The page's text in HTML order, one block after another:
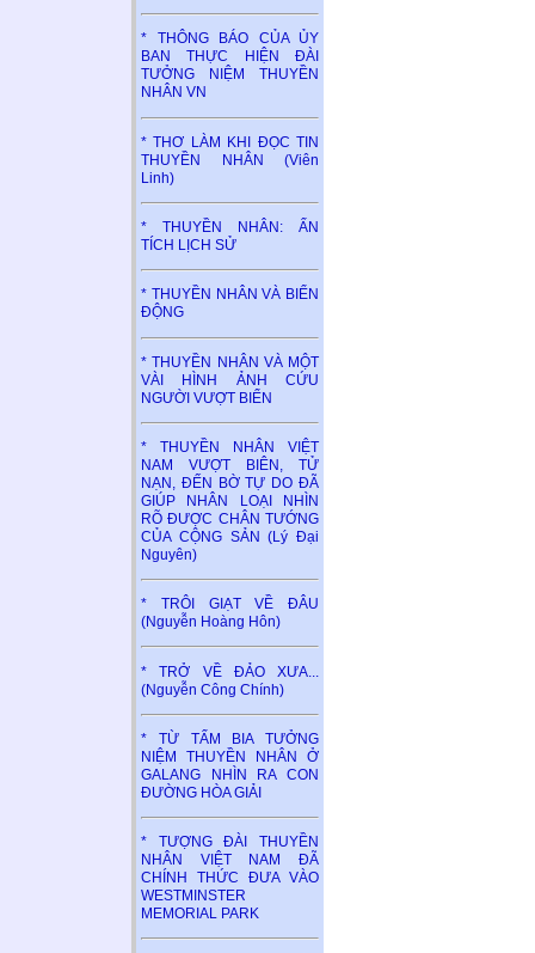
* THÔNG BÁO CỦA ỦY
BAN THỰC HIỆN ĐÀI
TƯỞNG NIỆM THUYỀN
NHÂN VN
* THƠ LÀM KHI ĐỌC TIN
THUYỀN NHÂN (Viên
Linh)
* THUYỀN NHÂN: ẤN
TÍCH LỊCH SỬ
* THUYỀN NHÂN VÀ BIỂN
ĐỘNG
* THUYỀN NHÂN VÀ MỘT
VÀI HÌNH ẢNH CỨU
NGƯỜI VƯỢT BIỂN
* THUYỀN NHÂN VIỆT
NAM VƯỢT BIÊN, TỬ
NẠN, ĐẾN BỜ TỰ DO ĐÃ
GIÚP NHÂN LOẠI NHÌN
RÕ ĐƯỢC CHÂN TƯỚNG
CỦA CỘNG SẢN (Lý Đại
Nguyên)
* TRÔI GIẠT VỀ ĐÂU
(Nguyễn Hoàng Hôn)
* TRỞ VỀ ĐẢO XƯA...
(Nguyễn Công Chính)
* TỪ TẤM BIA TƯỞNG
NIỆM THUYỀN NHÂN Ở
GALANG NHÌN RA CON
ĐƯỜNG HÒA GIẢI
* TƯỢNG ĐÀI THUYỀN
NHÂN VIỆT NAM ĐÃ
CHÍNH THỨC ĐƯA VÀO
WESTMINSTER
MEMORIAL PARK